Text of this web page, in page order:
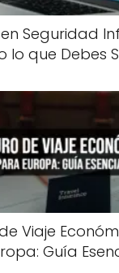
Seguridad
lo que Debes
Viaje
Guía